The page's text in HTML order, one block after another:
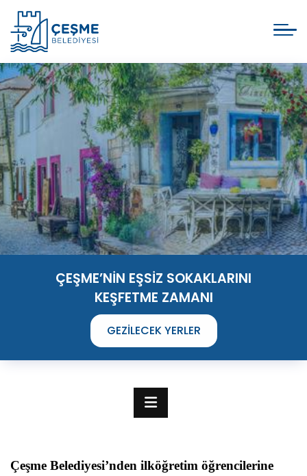
ÇEŞME’NİN EŞSİZ SOKAKLARINI
KEŞFETME ZAMANI
GEZILECEK YERLER
Çeşme Belediyesi’nden ilköğretim öğrencilerine